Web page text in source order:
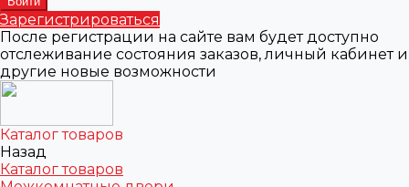
Зарегистрироваться
После регистрации на сайте вам будет доступно
отслеживание состояния заказов, личный кабинет и
другие новые возможности
Каталог товаров
Назад
Каталог товаров